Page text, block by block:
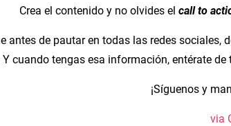
Crea el contenido y no olvides el call to
antes de pautar en todas las redes
cuando tengas esa información, entérate
¡Síguenos y
via